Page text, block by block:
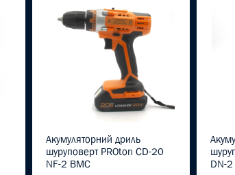
Акумуляторний дриль
шуруповерт PROton CD-20
NF-2 BMC
DN-